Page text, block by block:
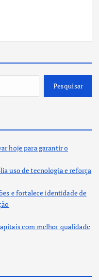
Pesquisar
hoje para garantir o
uso de tecnologia e reforça
e fortalece identidade de
com melhor qualidade